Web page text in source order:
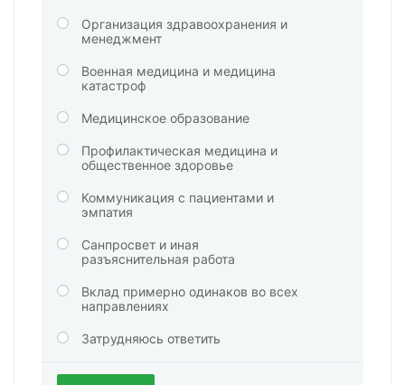
Организация здравоохранения и
менеджмент
Военная медицина и медицина
катастроф
Медицинское образование
Профилактическая медицина и
общественное здоровье
Коммуникация с пациентами и
эмпатия
Санпросвет и иная
разъяснительная работа
Вклад примерно одинаков во всех
направлениях
Затрудняюсь ответить